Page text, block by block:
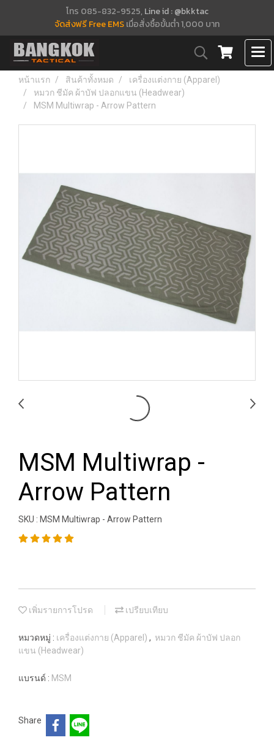
โทร 085-832-9525, Line id : @bkktac
จัดส่งฟรี Free EMSเมื่อสั่งซื้อขั้นต่ำ 1,000 บาท
หน้าแรก สินค้าทั้งหมด
เครื่องแต่งกาย (Apparel)
หมวก ชีมัค ผ้าบัฟ ปลอกแขน (Headwear)
MSM Multiwrap - Arrow Pattern
MSM Multiwrap -
Arrow Pattern
SKU : MSM Multiwrap - Arrow Pattern
เพิ่มรายการโปรด เปรียบเทียบ
หมวดหมู่ : เครื่องแต่งกาย (Apparel) , หมวก ชีมัค ผ้าบัฟ ปลอก
แขน (Headwear)
แบรนด์ : MSM
Share